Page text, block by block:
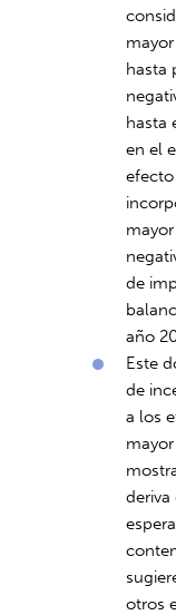
hasta
hasta
en el
de
año
Este
de
a los
otros